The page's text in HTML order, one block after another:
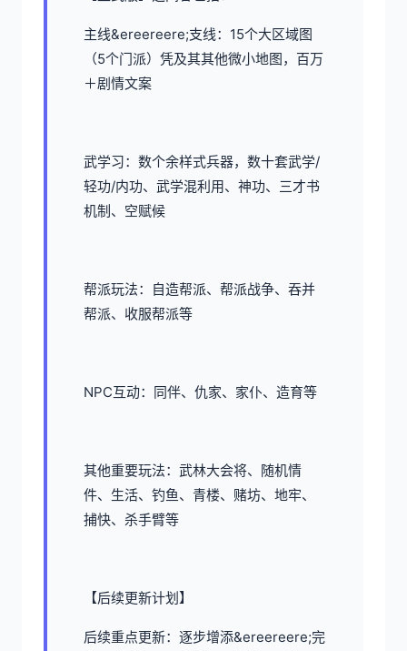
主线&ereereere;支线：15个大区域图
（5个门派）凭及其其他微小地图，百万
＋剧情文案
武学习：数个余样式兵器，数十套武学/
轻功/内功、武学混利用、神功、三才书
机制、空赋候
帮派玩法：自造帮派、帮派战争、吞并
帮派、收服帮派等
NPC互动：同伴、仇家、家仆、造育等
其他重要玩法：武林大会将、随机情
件、生活、钓鱼、青楼、赌坊、地牢、
捕快、杀手臂等
【后续更新计划】
后续重点更新：逐步增添&ereereere;完